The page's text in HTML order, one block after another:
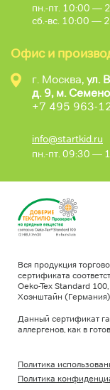
пн.-пт. 10:00 —
сб.-вс. 10:00 —
Офис и
г. Москва, ул.
д. 9, м.
+7 495 963-
info@startkid.ru
пн.-пт. 09:30 —
Вся продукция
сертификата
Oeko-Tex Standard
Хоэнштайн
Данный сертификат
аллергенов, как в
Политика
Политика